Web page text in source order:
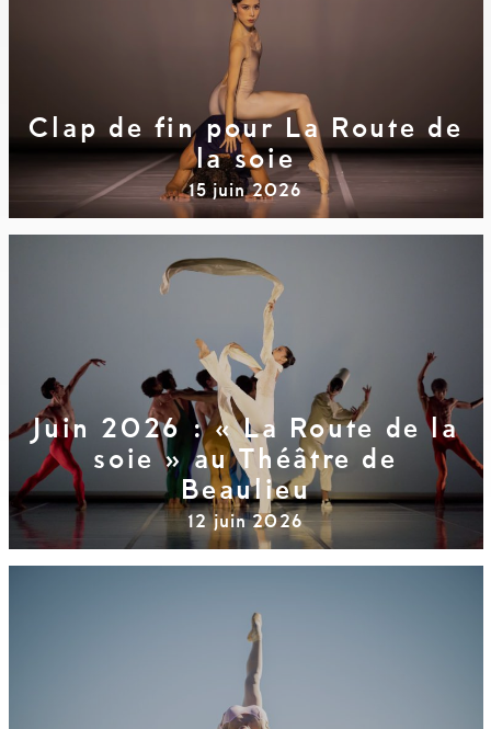
Clap de fin pour La Route de
la soie
15 juin 2026
Juin 2026 : « La Route de la
soie » au Théâtre de
Beaulieu
12 juin 2026